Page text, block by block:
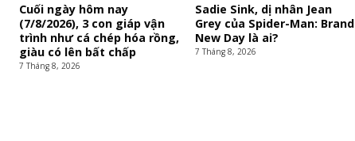
Cuối ngày hôm nay
(7/8/2026), 3 con giáp vận
trình như cá chép hóa rồng,
giàu có lên bất chấp
7 Tháng 8, 2026
Sadie Sink, dị nhân Jean
Grey của Spider-Man: Brand
New Day là ai?
7 Tháng 8, 2026